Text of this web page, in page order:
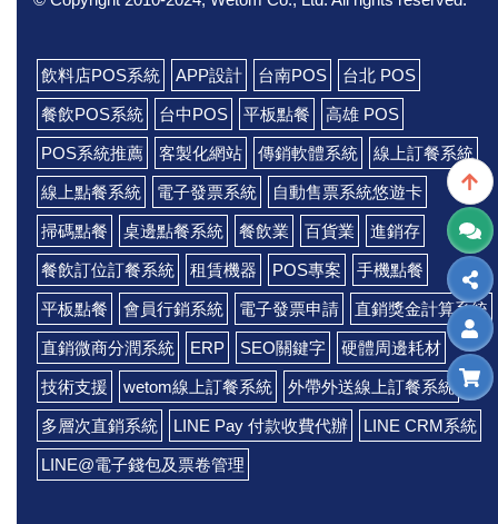
飲料店POS系統 APP設計 台南POS 台北 POS
餐飲POS系統 台中POS 平板點餐 高雄 POS
POS系統推薦 客製化網站 傳銷軟體系統 線上訂餐系統
線上點餐系統 電子發票系統 自動售票系統悠遊卡
掃碼點餐 桌邊點餐系統 餐飲業 百貨業 進銷存
餐飲訂位訂餐系統 租賃機器 POS專案 手機點餐
平板點餐 會員行銷系統 電子發票申請 直銷獎金計算系統
直銷微商分潤系統 ERP SEO關鍵字 硬體周邊耗材
技術支援 wetom線上訂餐系統 外帶外送線上訂餐系統
多層次直銷系統 LINE Pay 付款收費代辦 LINE CRM系統
LINE@電子錢包及票卷管理